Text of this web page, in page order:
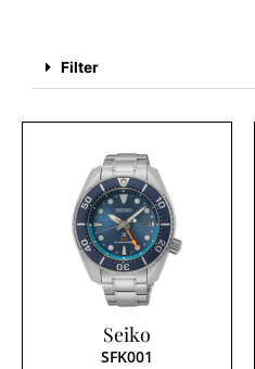
Filter
Seiko
SFK001